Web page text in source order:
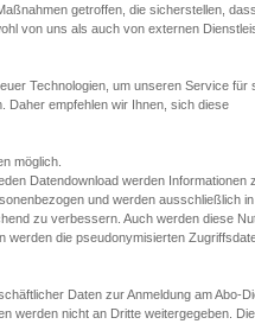
getroffen, die sicherstellen,
von uns als auch von externen
Technologien, um unseren Service für
Daher empfehlen wir Ihnen, sich diese
möglich.
Datendownload werden Informationen
und werden ausschließlich
zu verbessern. Auch werden diese
die pseudonymisierten
Daten zur Anmeldung am Abo-
werden nicht an Dritte weitergegeben.